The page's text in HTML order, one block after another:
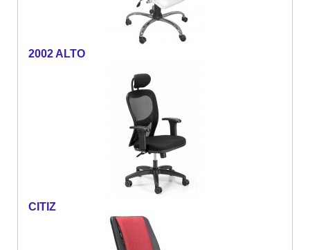
2002 ALTO
CITIZ